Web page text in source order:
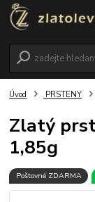
Úvod PRSTENY
Zlatý
1,85g
Poštovné ZDARMA